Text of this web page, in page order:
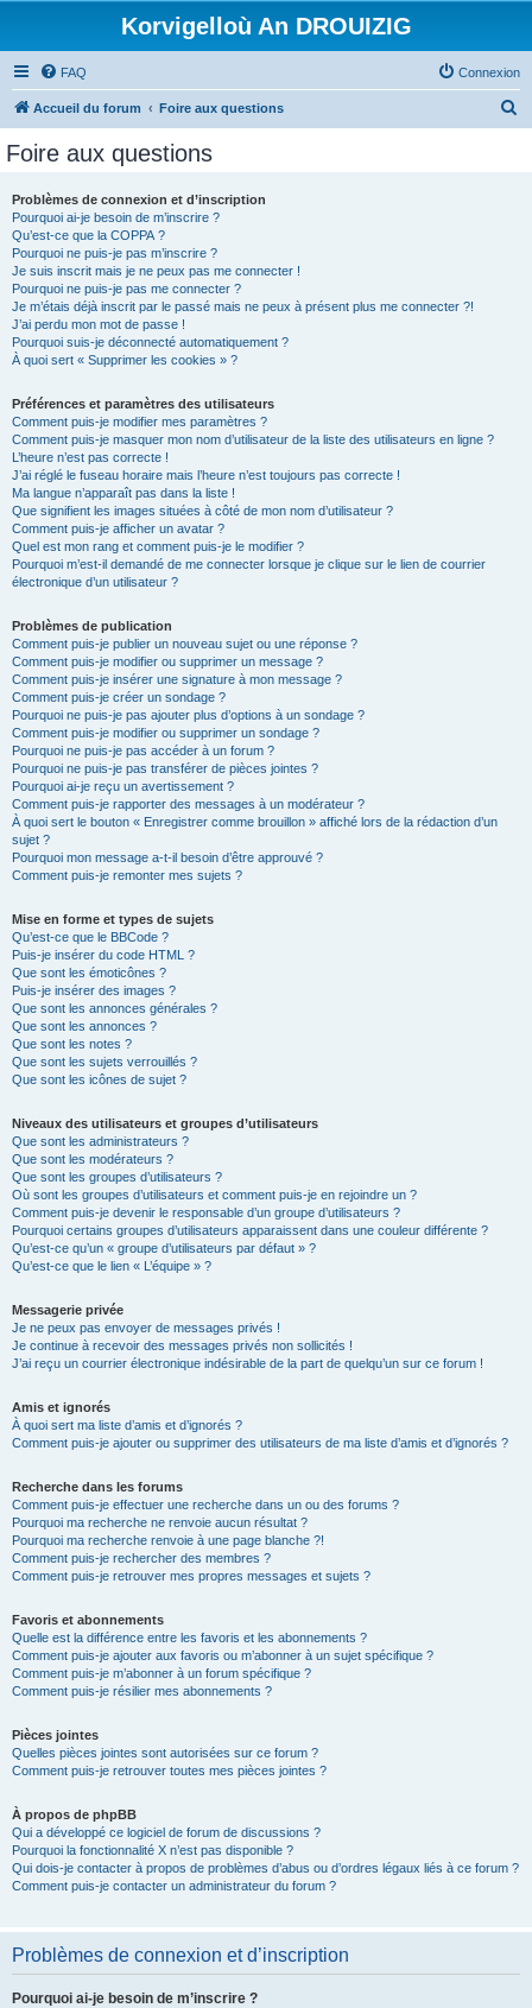
Korvigelloù An DROUIZIG
FAQ Connexion
Accueil du forum Foire aux questions
Foire aux questions
Problèmes de connexion et d’inscription
Pourquoi ai-je besoin de m’inscrire ?
Qu’est-ce que la COPPA ?
Pourquoi ne puis-je pas m’inscrire ?
Je suis inscrit mais je ne peux pas me connecter !
Pourquoi ne puis-je pas me connecter ?
Je m’étais déjà inscrit par le passé mais ne peux à présent plus me connecter ?!
J’ai perdu mon mot de passe !
Pourquoi suis-je déconnecté automatiquement ?
À quoi sert « Supprimer les cookies » ?
Préférences et paramètres des utilisateurs
Comment puis-je modifier mes paramètres ?
Comment puis-je masquer mon nom d’utilisateur de la liste des utilisateurs en ligne ?
L’heure n’est pas correcte !
J’ai réglé le fuseau horaire mais l’heure n’est toujours pas correcte !
Ma langue n’apparaît pas dans la liste !
Que signifient les images situées à côté de mon nom d’utilisateur ?
Comment puis-je afficher un avatar ?
Quel est mon rang et comment puis-je le modifier ?
Pourquoi m’est-il demandé de me connecter lorsque je clique sur le lien de courrier
électronique d’un utilisateur ?
Problèmes de publication
Comment puis-je publier un nouveau sujet ou une réponse ?
Comment puis-je modifier ou supprimer un message ?
Comment puis-je insérer une signature à mon message ?
Comment puis-je créer un sondage ?
Pourquoi ne puis-je pas ajouter plus d’options à un sondage ?
Comment puis-je modifier ou supprimer un sondage ?
Pourquoi ne puis-je pas accéder à un forum ?
Pourquoi ne puis-je pas transférer de pièces jointes ?
Pourquoi ai-je reçu un avertissement ?
Comment puis-je rapporter des messages à un modérateur ?
À quoi sert le bouton « Enregistrer comme brouillon » affiché lors de la rédaction d’un
sujet ?
Pourquoi mon message a-t-il besoin d’être approuvé ?
Comment puis-je remonter mes sujets ?
Mise en forme et types de sujets
Qu’est-ce que le BBCode ?
Puis-je insérer du code HTML ?
Que sont les émoticônes ?
Puis-je insérer des images ?
Que sont les annonces générales ?
Que sont les annonces ?
Que sont les notes ?
Que sont les sujets verrouillés ?
Que sont les icônes de sujet ?
Niveaux des utilisateurs et groupes d’utilisateurs
Que sont les administrateurs ?
Que sont les modérateurs ?
Que sont les groupes d’utilisateurs ?
Où sont les groupes d’utilisateurs et comment puis-je en rejoindre un ?
Comment puis-je devenir le responsable d’un groupe d’utilisateurs ?
Pourquoi certains groupes d’utilisateurs apparaissent dans une couleur différente ?
Qu’est-ce qu’un « groupe d’utilisateurs par défaut » ?
Qu’est-ce que le lien « L’équipe » ?
Messagerie privée
Je ne peux pas envoyer de messages privés !
Je continue à recevoir des messages privés non sollicités !
J’ai reçu un courrier électronique indésirable de la part de quelqu’un sur ce forum !
Amis et ignorés
À quoi sert ma liste d’amis et d’ignorés ?
Comment puis-je ajouter ou supprimer des utilisateurs de ma liste d’amis et d’ignorés ?
Recherche dans les forums
Comment puis-je effectuer une recherche dans un ou des forums ?
Pourquoi ma recherche ne renvoie aucun résultat ?
Pourquoi ma recherche renvoie à une page blanche ?!
Comment puis-je rechercher des membres ?
Comment puis-je retrouver mes propres messages et sujets ?
Favoris et abonnements
Quelle est la différence entre les favoris et les abonnements ?
Comment puis-je ajouter aux favoris ou m’abonner à un sujet spécifique ?
Comment puis-je m’abonner à un forum spécifique ?
Comment puis-je résilier mes abonnements ?
Pièces jointes
Quelles pièces jointes sont autorisées sur ce forum ?
Comment puis-je retrouver toutes mes pièces jointes ?
À propos de phpBB
Qui a développé ce logiciel de forum de discussions ?
Pourquoi la fonctionnalité X n’est pas disponible ?
Qui dois-je contacter à propos de problèmes d’abus ou d’ordres légaux liés à ce forum ?
Comment puis-je contacter un administrateur du forum ?
Problèmes de connexion et d’inscription
Pourquoi ai-je besoin de m’inscrire ?